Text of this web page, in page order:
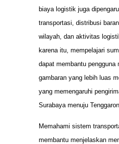
biaya logistik juga
transportasi, distribusi
wilayah, dan aktivitas
karena itu, mempelajari
dapat membantu pengguna
gambaran yang lebih luas
yang memengaruhi
Surabaya menuju
Memahami sistem
membantu menjelaskan